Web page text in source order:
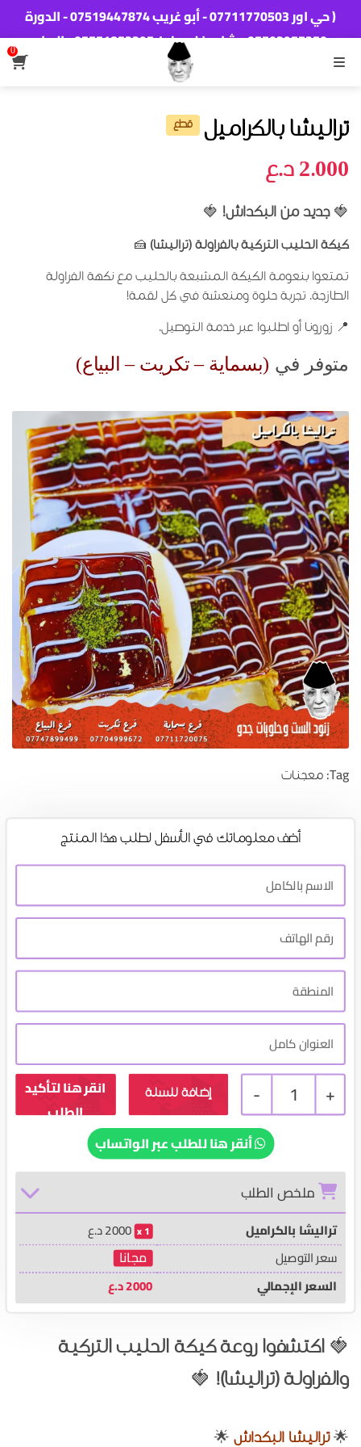
( حي اور 07711770503 - أبو غريب 07519447874 - الدورة
‭07703977350‬ - شارع فلسطين 07771853397 - البياع
07505066367)
القائمة
0
تراليشا بالكراميل قطع
2.000د.ع
🍓جديد من البكداش! 🍓
كيكة الحليب التركية بالفراولة (تراليشا) 🍰
تمتعوا بنعومة الكيكة المشبعة بالحليب مع نكهة الفراولة
الطازجة. تجربة حلوة ومنعشة في كل لقمة!
📍 زورونا أو اطلبوا عبر خدمة التوصيل.
متوفر في (بسماية – تكريت – البياع)
Tag: معجنات
أضف معلوماتك في الأسفل لطلب هذا المنتج
+
1
- إضافة للسلة
أنقر هنا للطلب عبر الواتساب
ملخص الطلب
تراليشا بالكراميل 1
2000د.ع
سعر التوصيل مجانا
السعر الإجمالي 2000د.ع
🍓اكتشفوا روعة كيكة الحليب التركية
والفراولة (تراليشا)! 🍓
🌟تراليشا البكداش 🌟